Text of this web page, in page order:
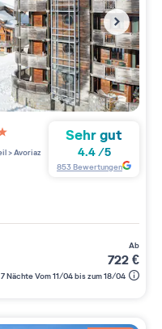
sur 5
>Avoriaz
Sehr gut
4.4/5
853Bewertungen
ab
722€
7 Nächte Vom 11/04 bis zum 18/04